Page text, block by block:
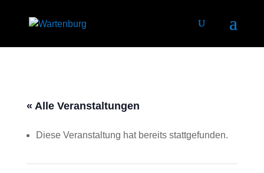
« Alle Veranstaltungen
Diese Veranstaltung hat bereits stattgefunden.